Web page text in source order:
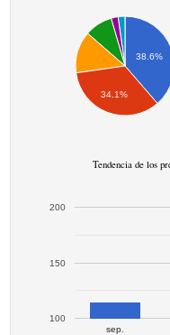
38.6%
34.1%
Tendencia de los
sep.
100
150
200